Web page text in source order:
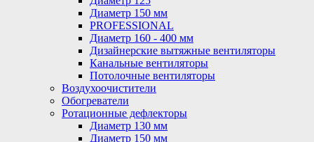
Диаметр 150 мм
PROFESSIONAL
Диаметр 160 - 400 мм
Дизайнерские вытяжные вентиляторы
Канальные вентиляторы
Потолочные вентиляторы
Воздухоочистители
Обогреватели
Ротационные дефлекторы
Диаметр 130 мм
Диаметр 150 мм